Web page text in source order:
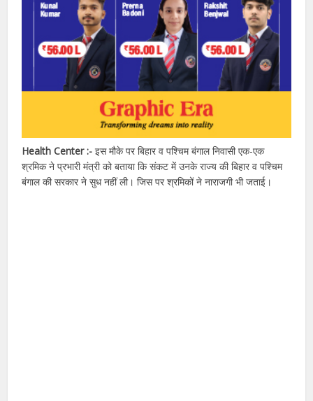
Health Center :-इस मौके पर बिहार व पश्चिम बंगाल निवासी एक-एक
श्रमिक ने प्रभारी मंत्री को बताया कि संकट में उनके राज्य की बिहार व पश्चिम
बंगाल की सरकार ने सुध नहीं ली। जिस पर श्रमिकों ने नाराजगी भी जताई।